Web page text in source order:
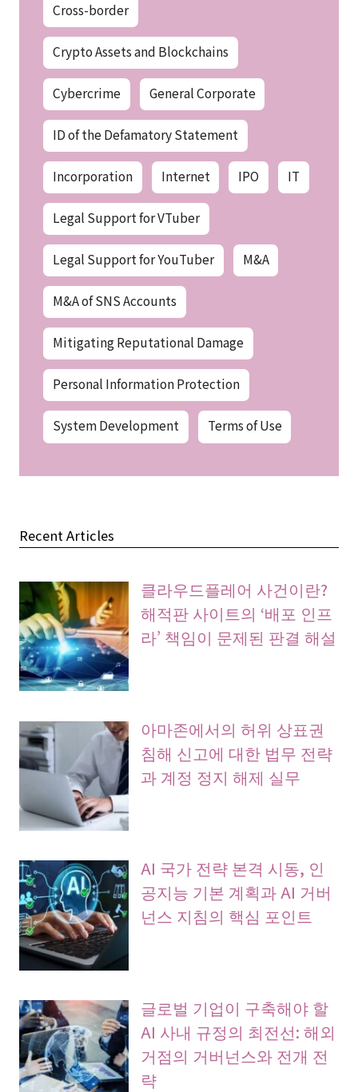
Cross-border
Crypto Assets and Blockchains
Cybercrime General Corporate
ID of the Defamatory Statement
Incorporation Internet IPO IT
Legal Support for VTuber
Legal Support for YouTuber M&A
M&A of SNS Accounts
Mitigating Reputational Damage
Personal Information Protection
System Development Terms of Use
Recent Articles
클라우드플레어 사건이란?
해적판 사이트의 ‘배포 인프
라’ 책임이 문제된 판결 해설
아마존에서의 허위 상표권
침해 신고에 대한 법무 전략
과 계정 정지 해제 실무
AI 국가 전략 본격 시동, 인
공지능 기본 계획과 AI 거버
넌스 지침의 핵심 포인트
글로벌 기업이 구축해야 할
AI 사내 규정의 최전선: 해외
거점의 거버넌스와 전개 전
략